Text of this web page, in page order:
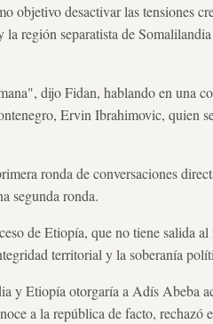
objetivo desactivar las tensiones
región separatista de
dijo Fidan, hablando en una
Ervin Ibrahimovic, quien
ronda de conversaciones
segunda ronda.
de Etiopía, que no tiene salida al
territorial y la soberanía
y Etiopía otorgaría a Adís Abeba
a la república de facto, rechazó